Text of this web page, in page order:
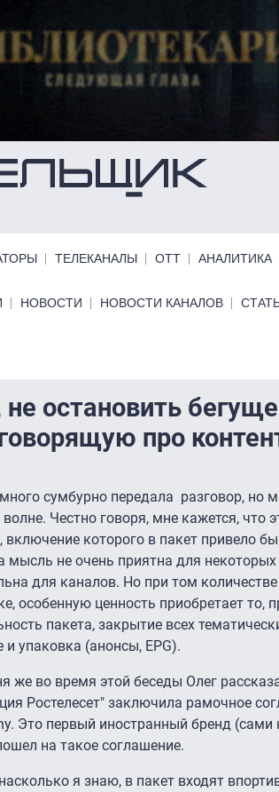
ТЕЛЕКАНАЛЫ ОТТ АНАЛИТИКА
НОВОСТИ НОВОСТИ КАНАЛОВ
остановить
про
сумбурно передала разговор, но
Честно говоря, мне кажется, что
включение которого в пакет привело
мысль не очень приятна для некоторых
для каналов. Но при том количестве
особенную ценность приобретает то,
пакета, закрытие всех
и упаковка (анонсы, EPG).
же во время этой беседы Олег
Ростелесет" заключила рамочное
Это первый иностранный бренд
на такое соглашение.
я знаю, в пакет входят